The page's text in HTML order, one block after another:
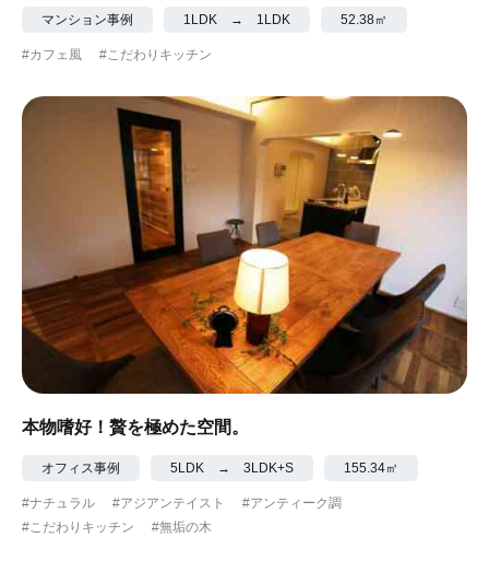
マンション事例 1LDK → 1LDK 52.38㎡
#カフェ風 #こだわりキッチン
本物嗜好！贅を極めた空間。
オフィス事例 5LDK → 3LDK+S 155.34㎡
#ナチュラル #アジアンテイスト
#アンティーク調
#こだわりキッチン
#無垢の木